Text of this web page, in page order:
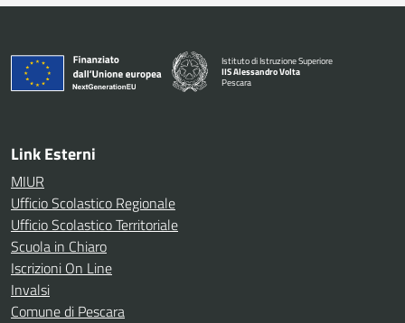
Istituto di Istruzione Superiore
IIS Alessandro Volta
Pescara
Link Esterni
MIUR
Ufficio Scolastico Regionale
Ufficio Scolastico Territoriale
Scuola in Chiaro
Iscrizioni On Line
Invalsi
Comune di Pescara